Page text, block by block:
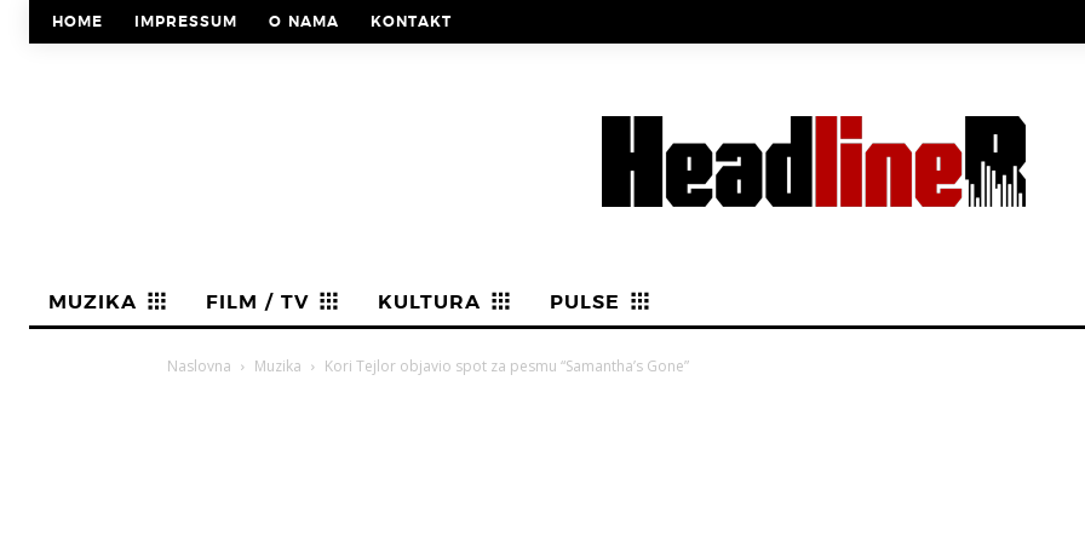
HOME IMPRESSUM O NAMA KONTAKT
MUZIKA FILM / TV KULTURA PULSE
Naslovna Muzika Kori Tejlor objavio spot za pesmu “Samantha’s Gone”